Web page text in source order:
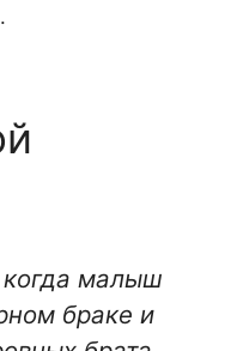
малыш
браке и